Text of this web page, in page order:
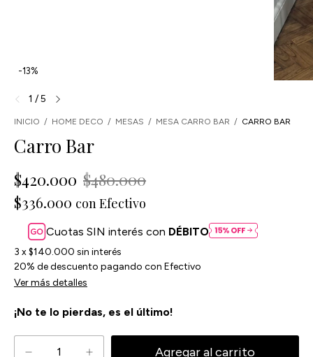
-13%
1 /5
INICIO / HOME DECO / MESAS / MESA CARRO BAR / CARRO BAR
Carro Bar
$420.000 $480.000
$336.000 conEfectivo
Cuotas SIN interés con DÉBITO
3 x$140.000 sin interés
20% de descuento pagando con Efectivo
Ver más detalles
¡No te lo pierdas, es el último!